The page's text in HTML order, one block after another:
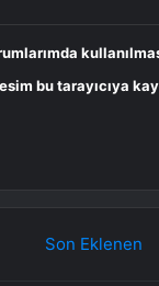
bu tarayıcıya
Son Eklenen